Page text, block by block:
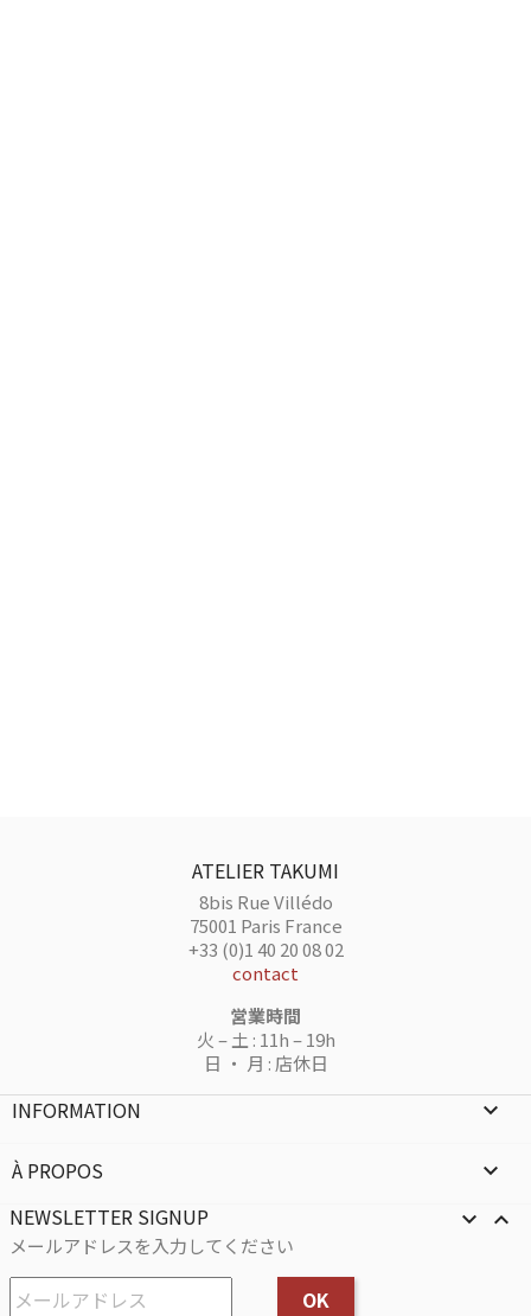
ATELIER TAKUMI
8bis Rue Villédo
75001 Paris France
+33 (0)1 40 20 08 02
contact
営業時間
火 – 土 : 11h – 19h
日 ・ 月 : 店休日
INFORMATION 
À PROPOS

NEWSLETTER SIGNUP
 
メールアドレスを入力してください